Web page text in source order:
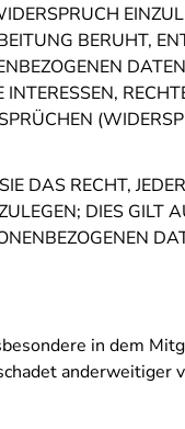
BERUHT,
DAS RECHT,
DIES GILT
in dem
anderweitiger